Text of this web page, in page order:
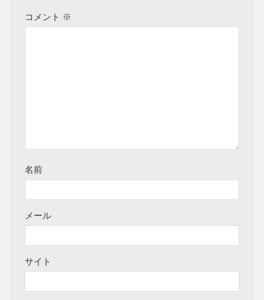
コメント ※
名前
メール
サイト